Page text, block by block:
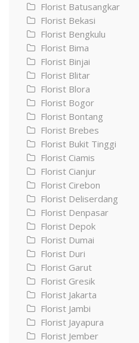
Florist Batusangkar
Florist Bekasi
Florist Bengkulu
Florist Bima
Florist Binjai
Florist Blitar
Florist Blora
Florist Bogor
Florist Bontang
Florist Brebes
Florist Bukit Tinggi
Florist Ciamis
Florist Cianjur
Florist Cirebon
Florist Deliserdang
Florist Denpasar
Florist Depok
Florist Dumai
Florist Duri
Florist Garut
Florist Gresik
Florist Jakarta
Florist Jambi
Florist Jayapura
Florist Jember